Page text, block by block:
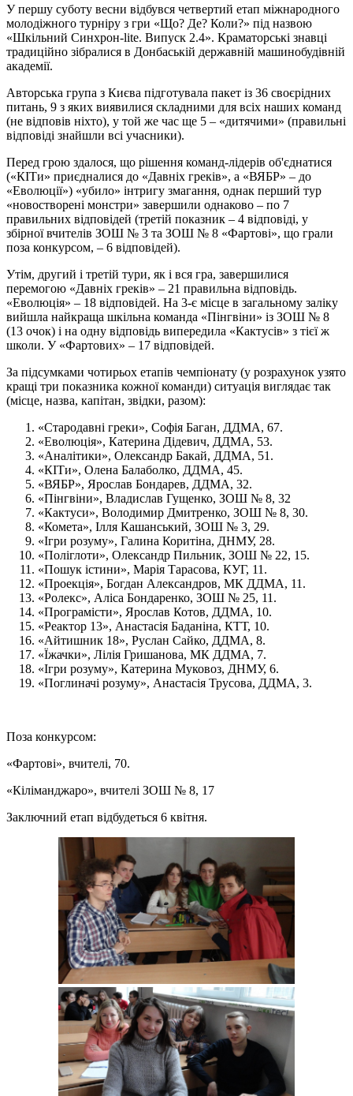
У першу суботу весни відбувся четвертий етап міжнародного
молодіжного турніру з гри «Що? Де? Коли?» під назвою
«Шкільний Синхрон-lite. Випуск 2.4». Краматорські знавці
традиційно зібралися в Донбаській державній машинобудівній
академії.
Авторська група з Києва підготувала пакет із 36 своєрідних
питань, 9 з яких виявилися складними для всіх наших команд
(не відповів ніхто), у той же час ще 5 – «дитячими» (правильні
відповіді знайшли всі учасники).
Перед грою здалося, що рішення команд-лідерів об'єднатися
(«КІТи» приєдналися до «Давніх греків», а «ВЯБР» – до
«Еволюції») «убило» інтригу змагання, однак перший тур
«новостворені монстри» завершили однаково – по 7
правильних відповідей (третій показник – 4 відповіді, у
збірної вчителів ЗОШ № 3 та ЗОШ № 8 «Фартові», що грали
поза конкурсом, – 6 відповідей).
Утім, другий і третій тури, як і вся гра, завершилися
перемогою «Давніх греків» – 21 правильна відповідь.
«Еволюція» – 18 відповідей. На 3-є місце в загальному заліку
вийшла найкраща шкільна команда «Пінгвіни» із ЗОШ № 8
(13 очок) і на одну відповідь випередила «Кактусів» з тієї ж
школи. У «Фартових» – 17 відповідей.
За підсумками чотирьох етапів чемпіонату (у розрахунок узято
кращі три показника кожної команди) ситуація виглядає так
(місце, назва, капітан, звідки, разом):
«Стародавні греки», Софія Баган, ДДМА, 67.
«Еволюція», Катерина Дідевич, ДДМА, 53.
«Аналітики», Олександр Бакай, ДДМА, 51.
«КІТи», Олена Балаболко, ДДМА, 45.
«ВЯБР», Ярослав Бондарев, ДДМА, 32.
«Пінгвіни», Владислав Гущенко, ЗОШ № 8, 32
«Кактуси», Володимир Дмитренко, ЗОШ № 8, 30.
«Комета», Ілля Кашанський, ЗОШ № 3, 29.
«Ігри розуму», Галина Коритіна, ДНМУ, 28.
«Поліглоти», Олександр Пильник, ЗОШ № 22, 15.
«Пошук істини», Марія Тарасова, КУГ, 11.
«Проекція», Богдан Александров, МК ДДМА, 11.
«Ролекс», Аліса Бондаренко, ЗОШ № 25, 11.
«Програмісти», Ярослав Котов, ДДМА, 10.
«Реактор 13», Анастасія Баданіна, КТТ, 10.
«Айтишник 18», Руслан Сайко, ДДМА, 8.
«Їжачки», Лілія Гришанова, МК ДДМА, 7.
«Ігри розуму», Катерина Муковоз, ДНМУ, 6.
«Поглиначі розуму», Анастасія Трусова, ДДМА, 3.
Поза конкурсом:
«Фартові», вчителі, 70.
«Кіліманджаро», вчителі ЗОШ № 8, 17
Заключний етап відбудеться 6 квітня.